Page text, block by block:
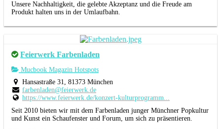
Unsere Nachhaltigkeit, die gelebte Akzeptanz und die Freude am
Produkt halten uns in der Umlaufbahn.
Feierwerk Farbenladen
Mucbook Magazin Hotspots
Hansastraße 31, 81373 München
farbenladen@feierwerk.de
https://www.feierwerk.de/konzert-kulturprogramm...
Seit 2010 bieten wir mit dem Farbenladen junger Münchner Popkultur
und Kunst ein Schaufenster und Forum, um sich zu präsentieren.